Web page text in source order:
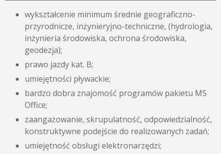
wykształcenie minimum średnie geograficzno-
przyrodnicze, inżynieryjno-techniczne, (hydrologia,
inżynieria środowiska, ochrona środowiska,
geodezja);
prawo jazdy kat. B;
umiejętności pływackie;
bardzo dobra znajomość programów pakietu MS
Office;
zaangażowanie, skrupulatność, odpowiedzialność,
konstruktywne podejście do realizowanych zadań;
umiejętność obsługi elektronarzędzi;